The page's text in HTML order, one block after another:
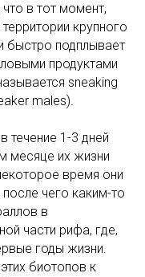
в тот момент,
крупного
быстро подплывает
продуктами
sneaking
males).
течение 1-3 дней
месяце их жизни
время они
чего каким-то
в
части рифа, где,
годы жизни.
биотопов к